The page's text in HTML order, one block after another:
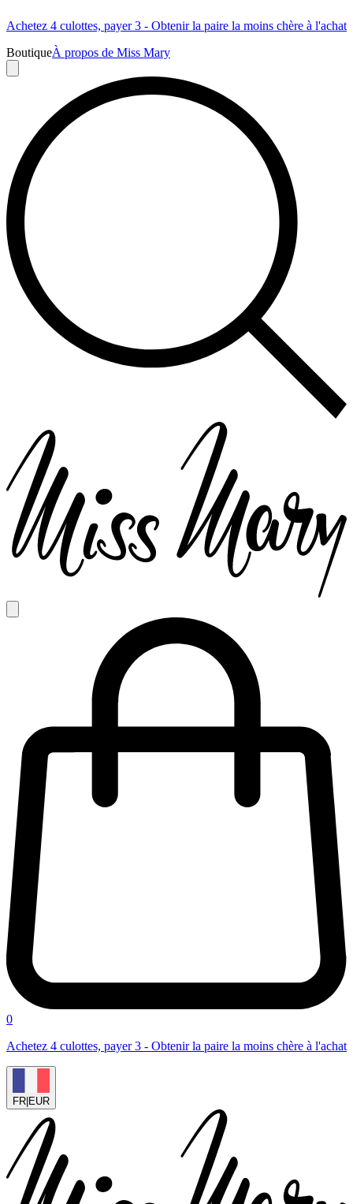
Achetez 4 culottes, payer 3 - Obtenir la paire la moins chère à l'achat
BoutiqueÀ propos de Miss Mary
0
Achetez 4 culottes, payer 3 - Obtenir la paire la moins chère à l'achat
FR EUR